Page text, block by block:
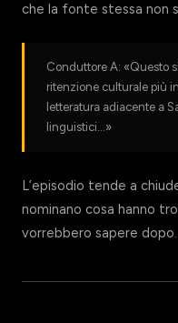
che la fonte stessa non
Conduttore A: «Questo
ritenzione culturale più
letteratura adiacente a
linguistici…»
L’episodio tende a
nominano cosa hanno
vorrebbero sapere dopo.